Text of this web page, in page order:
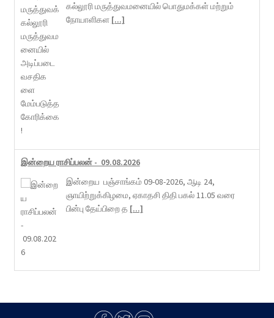
கல்லூரி மருத்துவமனையில் பொதுமக்கள் மற்றும்
நோயாளிகள [...]
இன்றைய ராசிப்பலன் - 09.08.2026
இன்றைய பஞ்சாங்கம் 09-08-2026, ஆடி 24,
ஞாயிற்றுக்கிழமை, ஏகாதசி திதி பகல் 11.05 வரை
பின்பு தேய்பிறை த [...]